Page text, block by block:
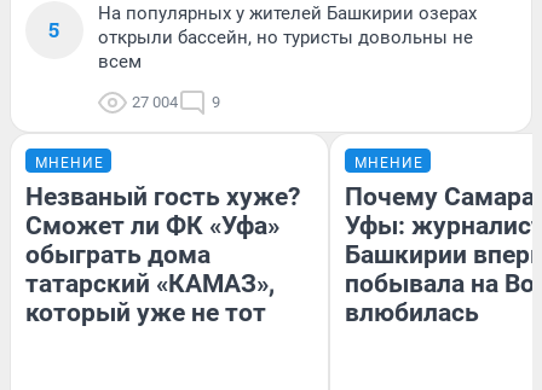
5
На популярных у жителей Башкирии озерах
открыли бассейн, но туристы довольны не
всем
27 004 9
МНЕНИЕ
Незваный гость хуже?
Сможет ли ФК «Уфа»
обыграть дома
татарский «КАМАЗ»,
который уже не тот
МНЕНИЕ
Почему Самара
Уфы:
Башкирии
побывала на
влюбилась